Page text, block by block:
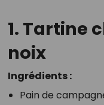
1. Tartine
noix
Ingrédients :
Pain de